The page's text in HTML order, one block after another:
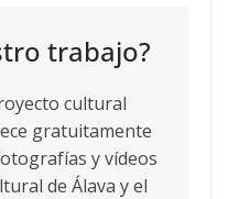
trabajo?
cultural
gratuitamente
y vídeos
de Álava y el